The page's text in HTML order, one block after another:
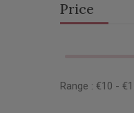
Price
Range : €10 - €